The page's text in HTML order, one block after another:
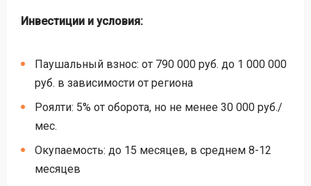
Инвестиции и условия:
Паушальный взнос: от 790 000 руб. до 1 000 000
руб. в зависимости от региона
Роялти: 5% от оборота, но не менее 30 000 руб./
мес.
Окупаемость: до 15 месяцев, в среднем 8-12
месяцев